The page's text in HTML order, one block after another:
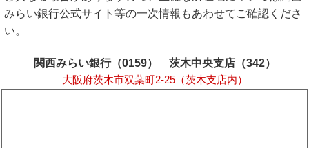
みらい銀行公式サイト等の一次情報もあわせてご確認くださ
い。
関西みらい銀行（0159） 茨木中央支店（342）
大阪府茨木市双葉町2-25（茨木支店内）